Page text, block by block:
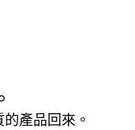
產品回來。